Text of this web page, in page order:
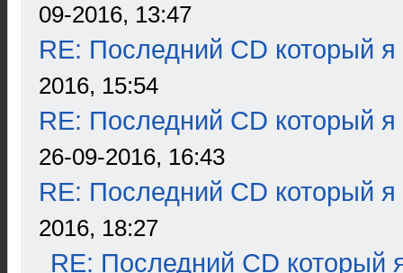
09-2016, 13:47
RE: Последний CD который я
2016, 15:54
RE: Последний CD который я
26-09-2016, 16:43
RE: Последний CD который я
2016, 18:27
RE: Последний CD который